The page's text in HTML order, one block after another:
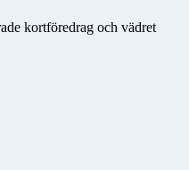
kortföredrag och vädret